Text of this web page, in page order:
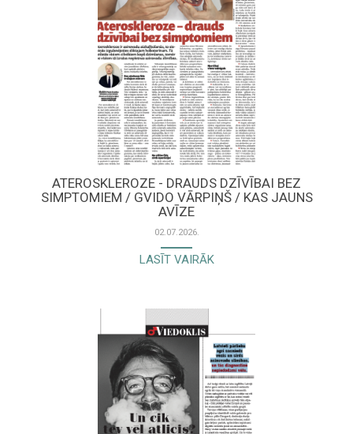
ATEROSKLEROZE - DRAUDS DZĪVĪBAI BEZ
SIMPTOMIEM / GVIDO VĀRPIŅŠ / KAS JAUNS
AVĪZE
02.07.2026.
LASĪT VAIRĀK